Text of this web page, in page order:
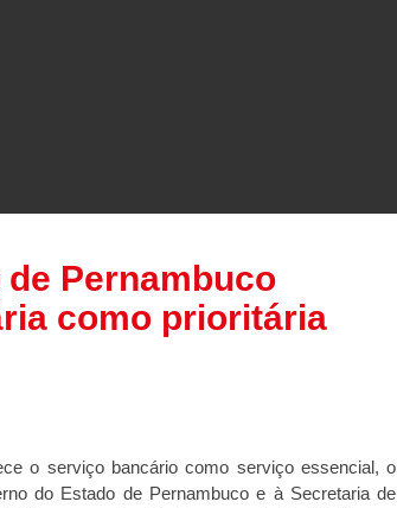
Pernambuco
como prioritária
o serviço bancário como serviço essencial, o
do Estado de Pernambuco e à Secretaria de